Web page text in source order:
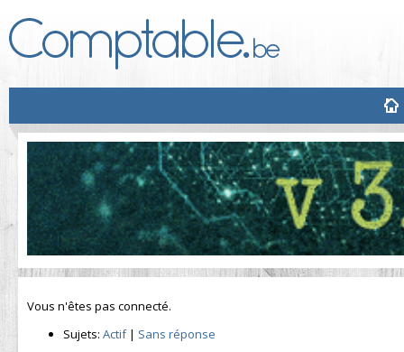
Vous n'êtes pas connecté.
Sujets: Actif| Sans réponse